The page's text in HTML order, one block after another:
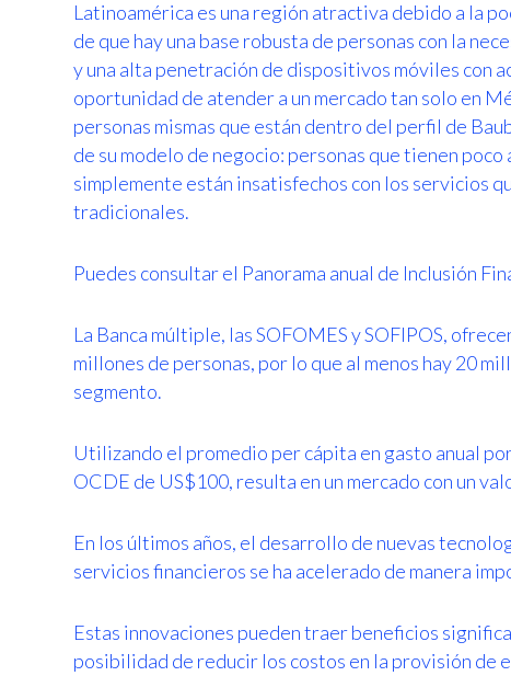
Latinoamérica es una región atractiva debido a la
de que hay una base robusta de personas con la
y una alta penetración de dispositivos móviles con
oportunidad de atender a un mercado tan solo en
personas mismas que están dentro del perfil de
de su modelo de negocio: personas que tienen
simplemente están insatisfechos con los servicios
tradicionales.
Puedes consultar el Panorama anual de Inclusión
La Banca múltiple, las SOFOMES y SOFIPOS,
millones de personas, por lo que al menos hay 20
segmento.
Utilizando el promedio per cápita en gasto anual
OCDE de US$100, resulta en un mercado con un
En los últimos años, el desarrollo de nuevas
servicios financieros se ha acelerado de manera
Estas innovaciones pueden traer beneficios
posibilidad de reducir los costos en la provisión de